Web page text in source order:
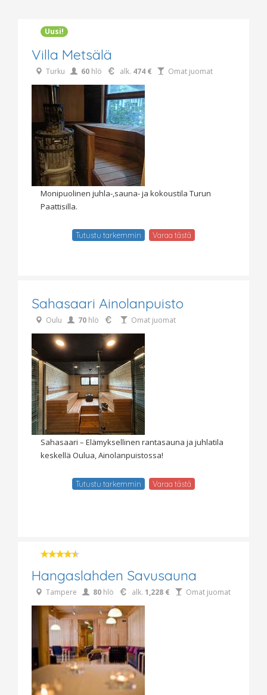
Uusi!
Villa Metsälä
Turku 60 hlö alk. 474 € Omat juomat
Monipuolinen juhla-,sauna- ja kokoustila Turun
Paattisilla.
Tutustu tarkemmin Varaa tästä
Sahasaari Ainolanpuisto
Oulu 70 hlö Omat juomat
Sahasaari – Elämyksellinen rantasauna ja juhlatila
keskellä Oulua, Ainolanpuistossa!
Tutustu tarkemmin Varaa tästä
Hangaslahden Savusauna
Tampere 80 hlö alk. 1,228 € Omat juomat